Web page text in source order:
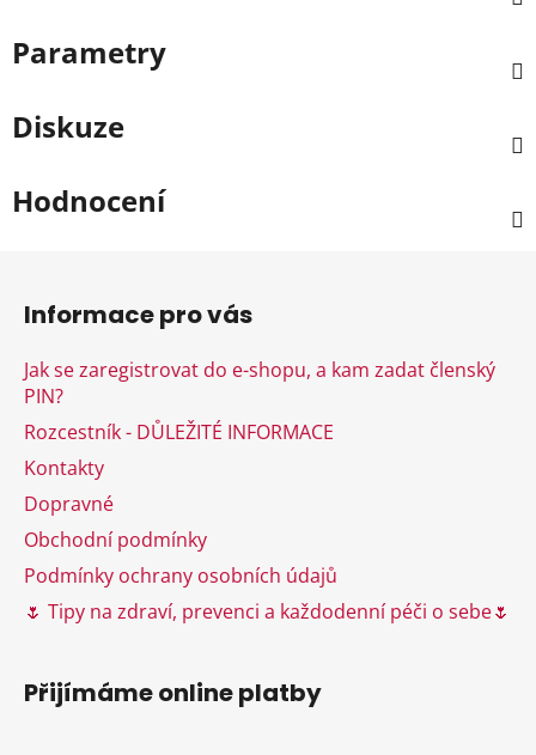
Parametry
Diskuze
Hodnocení
Informace pro vás
Jak se zaregistrovat do e-shopu, a kam zadat členský
PIN?
Rozcestník - DŮLEŽITÉ INFORMACE
Kontakty
Dopravné
Obchodní podmínky
Podmínky ochrany osobních údajů
🌷 Tipy na zdraví, prevenci a každodenní péči o sebe🌷
Přijímáme online platby